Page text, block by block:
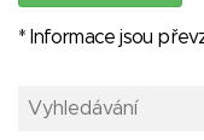
* Informace jsou